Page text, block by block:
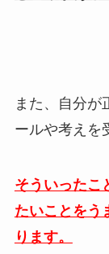
また、自分が
ールや考えを
そういったこ
たいことをう
ります。